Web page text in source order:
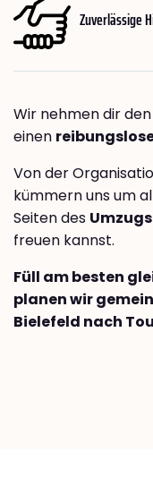
Zuverlässige
Wir nehmen dir
einen
Von der
kümmern uns um
Seiten des
freuen kannst.
Füll am besten
planen wir
Bielefeld nach